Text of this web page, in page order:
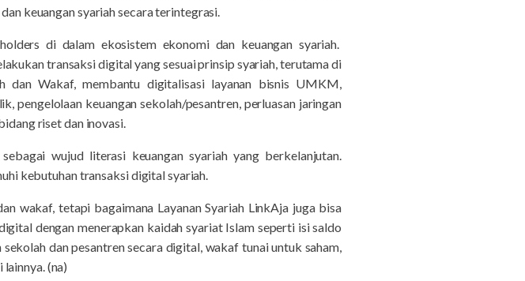
keuangan syariah secara terintegrasi.
di dalam ekosistem ekonomi dan keuangan syariah.
transaksi digital yang sesuai prinsip syariah, terutama di
dan Wakaf, membantu digitalisasi layanan bisnis UMKM,
pengelolaan keuangan sekolah/pesantren, perluasan jaringan
riset dan inovasi.
wujud literasi keuangan syariah yang berkelanjutan.
kebutuhan transaksi digital syariah.
wakaf, tetapi bagaimana Layanan Syariah LinkAja juga bisa
dengan menerapkan kaidah syariat Islam seperti isi saldo
dan pesantren secara digital, wakaf tunai untuk saham,
(na)